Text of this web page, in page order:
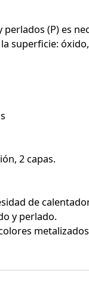
perlados (P) es
superficie:
2 capas.
de
y perlado.